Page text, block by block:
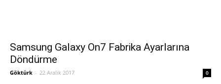
Samsung Galaxy On7 Fabrika Ayarlarına
Döndürme
Göktürk - 22 Aralık 2017 0